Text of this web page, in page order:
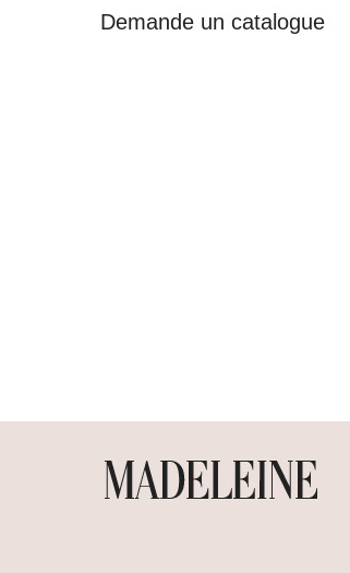
Demande un catalogue